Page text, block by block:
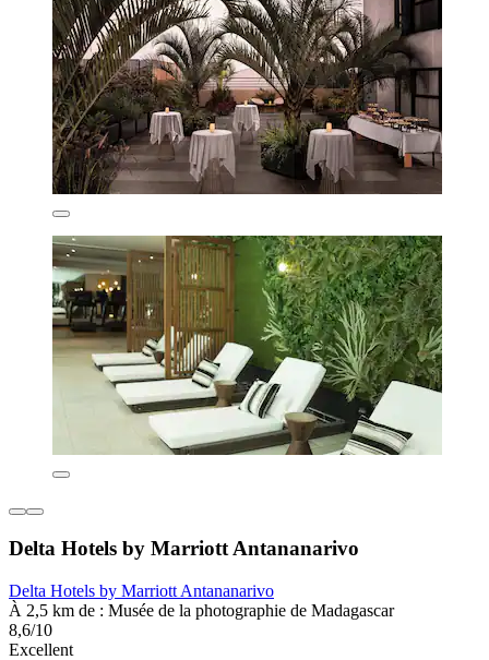
Delta Hotels by Marriott Antananarivo
Delta Hotels by Marriott Antananarivo
À 2,5 km de : Musée de la photographie de Madagascar
8,6/10
Excellent